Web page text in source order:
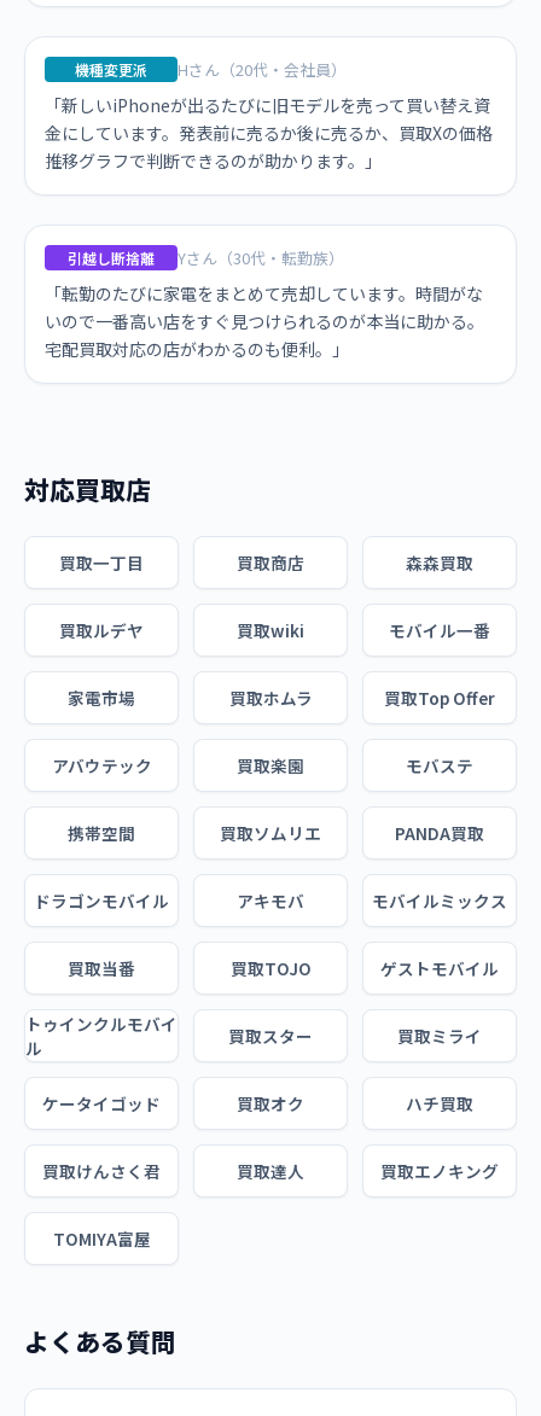
機種変更派 Hさん（20代・会社員）
「新しいiPhoneが出るたびに旧モデルを売って買い替え資
金にしています。発表前に売るか後に売るか、買取Xの価格
推移グラフで判断できるのが助かります。」
引越し断捨離 Yさん（30代・転勤族）
「転勤のたびに家電をまとめて売却しています。時間がな
いので一番高い店をすぐ見つけられるのが本当に助かる。
宅配買取対応の店がわかるのも便利。」
対応買取店
買取一丁目 買取商店 森森買取
買取ルデヤ 買取wiki モバイル一番
家電市場 買取ホムラ 買取Top Offer
アバウテック 買取楽園 モバステ
携帯空間 買取ソムリエ PANDA買取
ドラゴンモバイル アキモバ モバイルミックス
買取当番 買取TOJO ゲストモバイル
トゥインクルモバイ
ル
買取スター 買取ミライ
ケータイゴッド 買取オク ハチ買取
買取けんさく君 買取達人 買取エノキング
TOMIYA富屋
よくある質問